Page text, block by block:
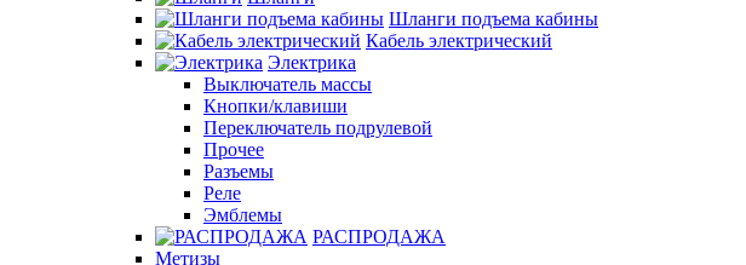
Шланги подъема кабины
Кабель электрический
Электрика
Выключатель массы
Кнопки/клавиши
Переключатель подрулевой
Прочее
Разъемы
Реле
Эмблемы
РАСПРОДАЖА
Метизы